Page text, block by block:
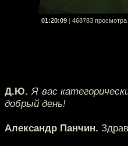
01:20:09 468783 просмотра
Д.Ю. Я вас
добрый день!
Александр Панчин.